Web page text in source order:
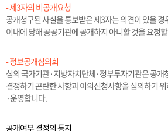
- 제3자의 비공개요청
공개청구된 사실을 통보받은 제3자는 의견이 있을
이내에 당해 공공기관에 공개하지 아니할 것을 요청
- 정보공개심의회
심의 국가기관·지방자치단체·정부투자기관은 공개
결정하기 곤란한 사항과 이의신청사항을 심의하기
·운영합니다.
공개여부 결정의 통지